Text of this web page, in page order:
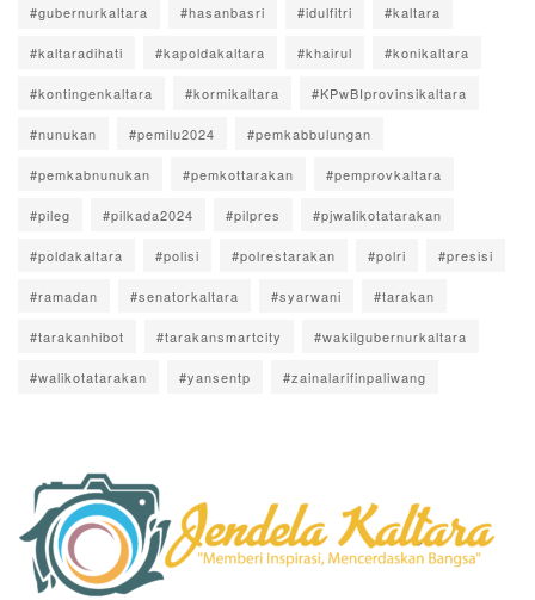
#gubernurkaltara #hasanbasri #idulfitri #kaltara
#kaltaradihati #kapoldakaltara #khairul #konikaltara
#kontingenkaltara #kormikaltara #KPwBIprovinsikaltara
#nunukan #pemilu2024 #pemkabbulungan
#pemkabnunukan #pemkottarakan #pemprovkaltara
#pileg #pilkada2024 #pilpres #pjwalikotatarakan
#poldakaltara #polisi #polrestarakan #polri #presisi
#ramadan #senatorkaltara #syarwani #tarakan
#tarakanhibot #tarakansmartcity #wakilgubernurkaltara
#walikotatarakan #yansentp #zainalarifinpaliwang